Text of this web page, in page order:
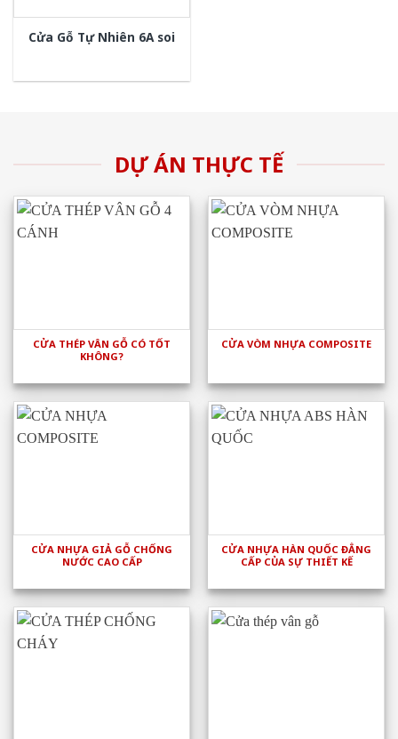
Cửa Gỗ Tự Nhiên 6A soi
DỰ ÁN THỰC TẾ
CỬA THÉP VÂN GỖ CÓ TỐT
KHÔNG?
CỬA VÒM NHỰA COMPOSITE
CỬA NHỰA GIẢ GỖ CHỐNG
NƯỚC CAO CẤP
CỬA NHỰA HÀN QUỐC ĐẲNG
CẤP CỦA SỰ THIẾT KẾ